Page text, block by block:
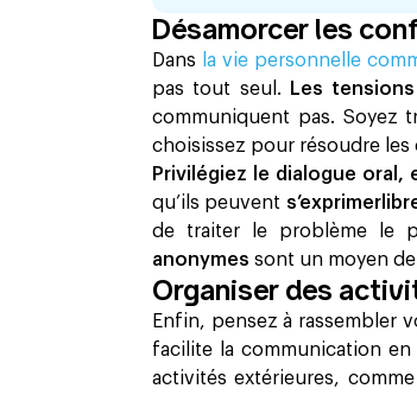
Désamorcer les
Dans la vie personnelle
pas tout seul.
Les
communiquent pas. Soyez
choisissez pour résoudre
Privilégiez le dialogue oral,
qu’ils peuvent
de traiter le problème le
anonymes sont un moyen
Organiser des
Enfin, pensez à rassembler
facilite la communication
activités extérieures, comme